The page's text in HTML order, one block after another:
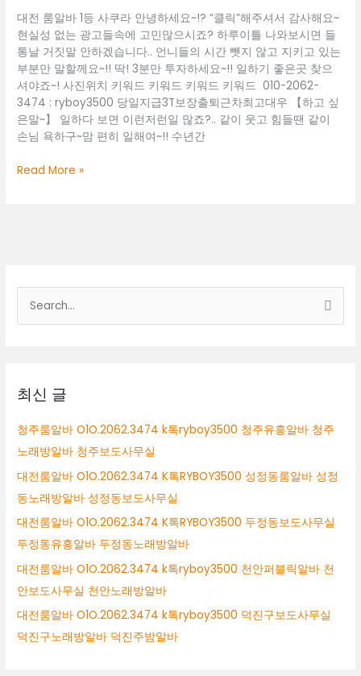
장
기
알
바
천
안
가
라
케
k
톡
ryboy3500
대
전
유
성
고
알
대
구
구
직
종
시
쩜
오
알
바
대전 룸알바 1등 사쿠라 안녕하세요~!? “클릭”해주셔서 감사해요~
현실성 없는 광고들속에 고민많으시죠? 하루이틀 나와보시면 들
통날 거짓말 안하겠습니다.. 언니들의 시간 뺏지 않고 지키고 있는
부분만 말할께요~!! 딱! 3분만 투자하세요~!! 일하기 좋은곳 찾으
셔야죠~! 사진위치 키워드 키워드 키워드 키워드 010-2062-
3474 : ryboy3500 당일지급3T보장출퇴근차최고대우 【하고 싶
은말~】 일하다 보면 이런저런일 많죠?.. 같이 웃고 힘들땐 같이
손님 욕하구~맘 편히 일해여~!! 수년간
둔
정
표
톡
ryboy3500
세
종
시
대
학
생
알
바
성
노
래
보
Read More »
최신 글
청주룸알바 O1O.2062.3474 k톡ryboy3500 청주유흥알바 청주
노래방알바 청주보도사무실
대전룸알바 O1O.2062.3474 K톡RYBOY3500 성정동룸알바 성정
동노래방알바 성정동보도사무실
대전룸알바 O1O.2062.3474 K톡RYBOY3500 두정동보도사무실
두정동유흥알바 두정동노래방알바
대전룸알바 O1O.2062.3474 k톡ryboy3500 천안퍼블릭알바 천
안보도사무실 천안노래방알바
대전룸알바 O1O.2062.3474 k톡ryboy3500 덕진구보도사무실
덕진구노래방알바 덕진주밤알바